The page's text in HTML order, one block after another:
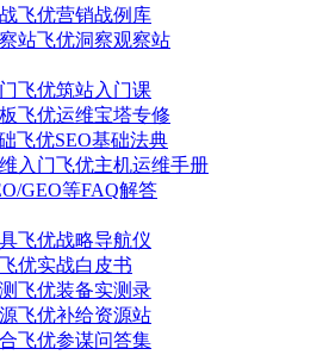
飞优营销战例库
站飞优洞察观察站
飞优筑站入门课
飞优运维宝塔专修
飞优SEO基础法典
入门飞优主机运维手册
GEO等FAQ解答
飞优战略导航仪
飞优实战白皮书
飞优装备实测录
飞优补给资源站
飞优参谋问答集